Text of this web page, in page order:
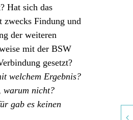
Hat sich das
zwecks Findung und
der weiteren
mit der BSW
gesetzt?
welchem Ergebnis?
warum nicht?
gab es keinen